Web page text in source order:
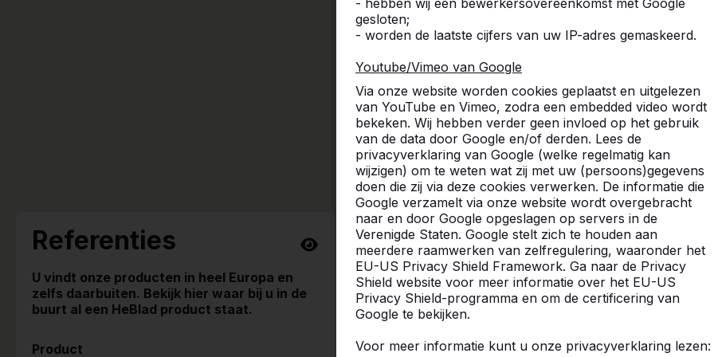
- hebben wij een bewerkersovereenkomst met Google
gesloten;
- worden de laatste cijfers van uw IP-adres gemaskeerd.
Youtube/Vimeo van Google
Via onze website worden cookies geplaatst en uitgelezen
van YouTube en Vimeo, zodra een embedded video wordt
bekeken. Wij hebben verder geen invloed op het gebruik
van de data door Google en/of derden. Lees de
privacyverklaring van Google (welke regelmatig kan
wijzigen) om te weten wat zij met uw (persoons)gegevens
doen die zij via deze cookies verwerken. De informatie die
Google verzamelt via onze website wordt overgebracht
naar en door Google opgeslagen op servers in de
Verenigde Staten. Google stelt zich te houden aan
meerdere raamwerken van zelfregulering, waaronder het
EU-US Privacy Shield Framework. Ga naar de Privacy
Shield website voor meer informatie over het EU-US
Privacy Shield-programma en om de certificering van
Google te bekijken.
Voor meer informatie kunt u onze privacyverklaring lezen:
Martin van Rijn
Snelle service, alles goed
F. de Boer, ROC Midden
10
zeer solide product indien
genieten wil gewoon
product die je in dikke
3 jaar geleden wat
voor een zeer (extreem)
plekke waarvoor dank.
Maarten Diederix
Referenties
U vindt onze producten in heel Europa en
zelfs daarbuiten. Bekijk hier waar bij u in de
buurt al een HeBlad product staat.
Product